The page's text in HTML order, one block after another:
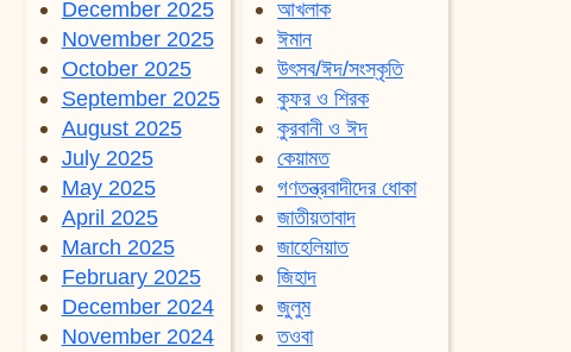
December 2025
November 2025
October 2025
September 2025
August 2025
July 2025
May 2025
April 2025
March 2025
February 2025
December 2024
November 2024
আখলাক
ঈমান
উৎসব/ঈদ/সংস্কৃতি
কুফর ও শিরক
কুরবানী ও ঈদ
কেয়ামত
গণতন্ত্রবাদীদের ধোকা
জাতীয়তাবাদ
জাহেলিয়াত
জিহাদ
জুলুম
তওবা